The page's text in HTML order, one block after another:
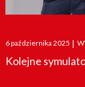
Posted
on
6 października 2025 |
Kolejne